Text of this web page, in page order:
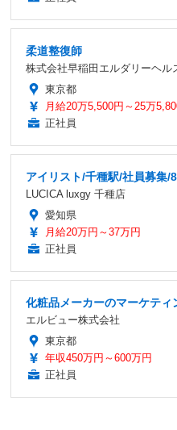
柔道整復師
株式会社早稲田エルダリーヘル
東京都
月給20万5,500円～25万
正社員
アイリスト/千種駅/社員募集/
LUCICA luxgy 千種店
愛知県
月給20万円～37万円
正社員
化粧品メーカーのマーケティ
エルビュー株式会社
東京都
年収450万円～600万円
正社員